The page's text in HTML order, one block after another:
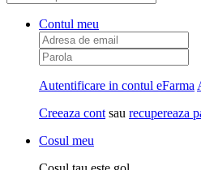
Contul meu
Autentificare in contul eFarma
Creeaza cont sau recupereaza
Cosul meu